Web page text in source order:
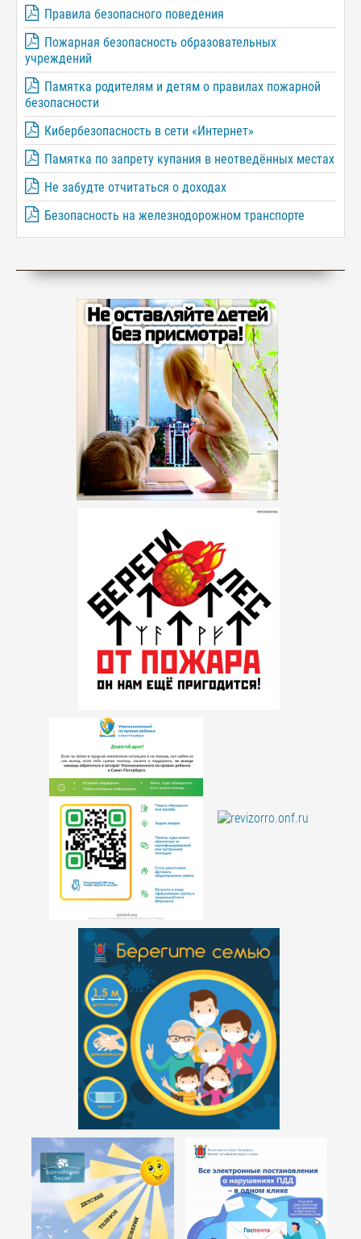
Правила безопасного поведения
Пожарная безопасность образовательных
учреждений
Памятка родителям и детям о правилах пожарной
безопасности
Кибербезопасность в сети «Интернет»
Памятка по запрету купания в неотведённых местах
Не забудте отчитаться о доходах
Безопасность на железнодорожном транспорте